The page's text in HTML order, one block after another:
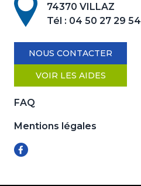
74370 VILLAZ
Tél : 04 50 27 29 54
NOUS CONTACTER
VOIR LES AIDES
FAQ
Mentions légales